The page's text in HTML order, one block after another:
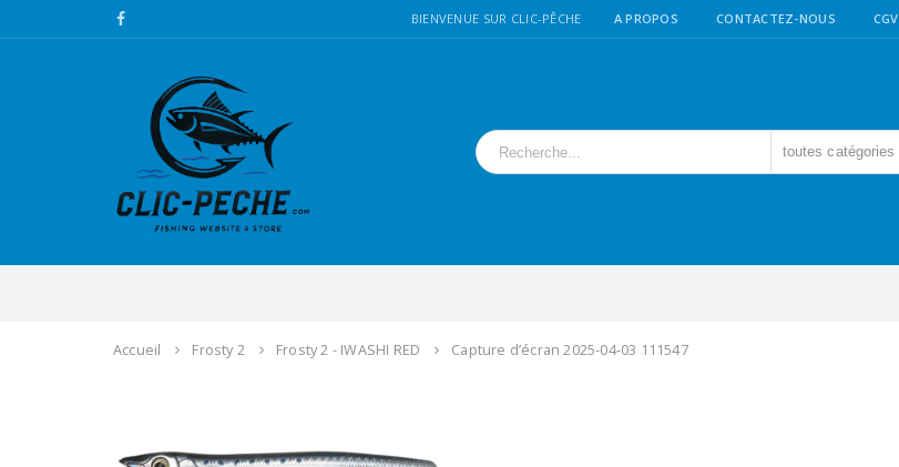
BIENVENUE SUR CLIC-PÊCHE A PROPOS CONTACTEZ-NOUS CGV
toutes catégories
Accueil Frosty 2 Frosty 2 - IWASHI RED Capture d’écran 2025-04-03 111547